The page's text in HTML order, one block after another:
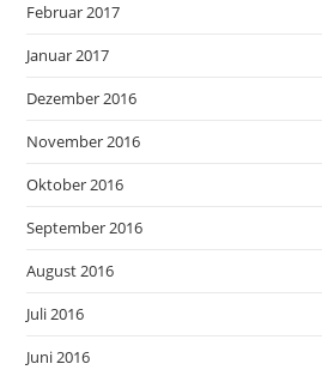
Februar 2017
Januar 2017
Dezember 2016
November 2016
Oktober 2016
September 2016
August 2016
Juli 2016
Juni 2016